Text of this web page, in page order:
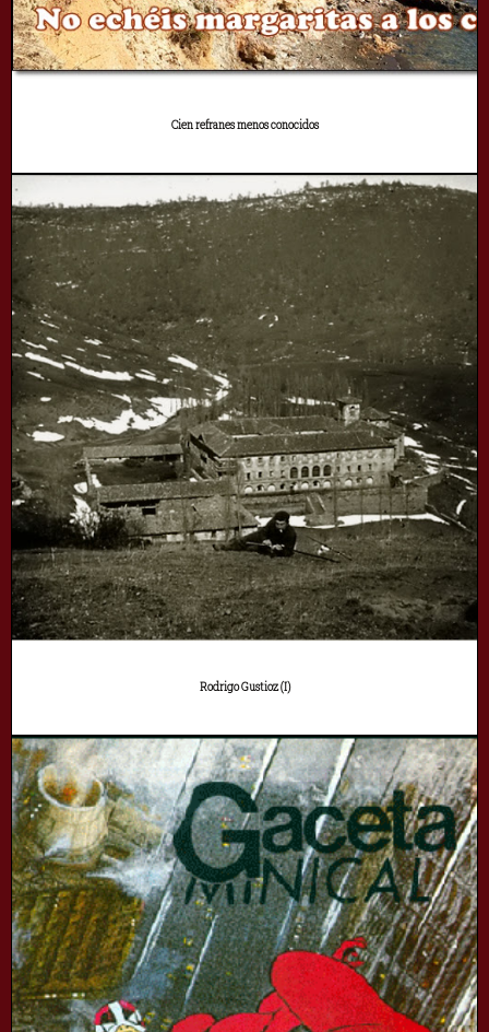
Cien refranes menos conocidos
Rodrigo Gustioz (I)